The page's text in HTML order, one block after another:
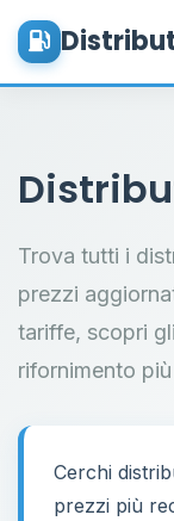
Trova tutti i
prezzi
tariffe, scopri
rifornimento
Cerchi
prezzi più